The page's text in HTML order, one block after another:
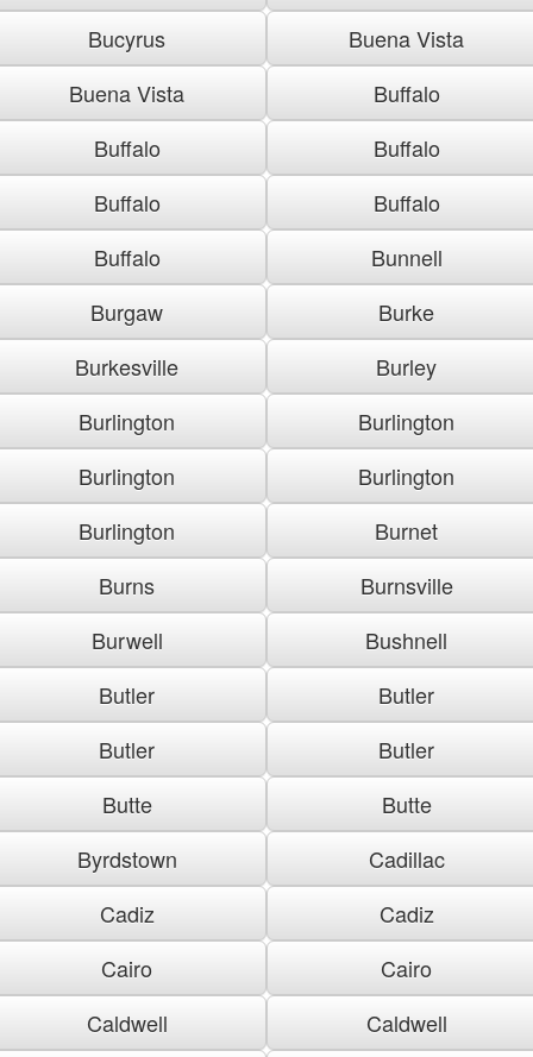
Bucyrus
Buena Vista
Buena Vista
Buffalo
Buffalo
Buffalo
Buffalo
Buffalo
Buffalo
Bunnell
Burgaw
Burke
Burkesville
Burley
Burlington
Burlington
Burlington
Burlington
Burlington
Burnet
Burns
Burnsville
Burwell
Bushnell
Butler
Butler
Butler
Butler
Butte
Butte
Byrdstown
Cadillac
Cadiz
Cadiz
Cairo
Cairo
Caldwell
Caldwell